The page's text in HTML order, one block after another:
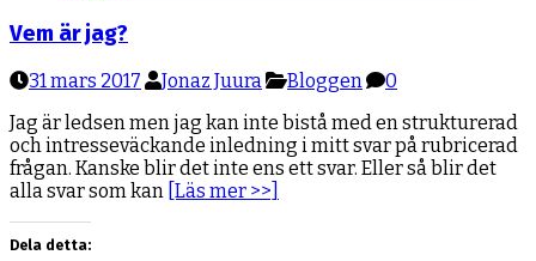
Vem är jag?
31 mars 2017 Jonaz Juura Bloggen
0
Jag är ledsen men jag kan inte bistå med en strukturerad
och intresseväckande inledning i mitt svar på rubricerad
frågan. Kanske blir det inte ens ett svar. Eller så blir det
alla svar som kan [Läs mer >>]
Dela detta: